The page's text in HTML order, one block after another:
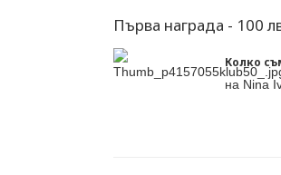
Първа награда - 100
Колко
на Nina